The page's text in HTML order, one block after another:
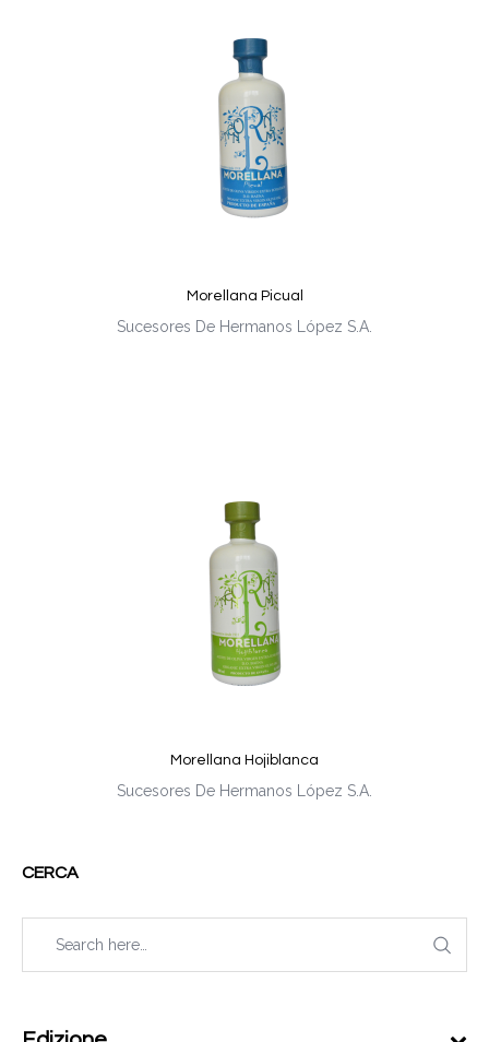
Morellana Picual
Sucesores De Hermanos López S.A.
Morellana Hojiblanca
Sucesores De Hermanos López S.A.
CERCA